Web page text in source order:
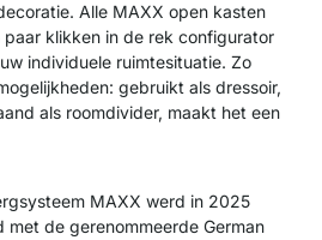
Alle MAXX open kasten
paar klikken in de rek configurator
individuele ruimtesituatie. Zo
gebruikt als dressoir,
als roomdivider, maakt het een
MAXX werd in 2025
met de gerenommeerde German